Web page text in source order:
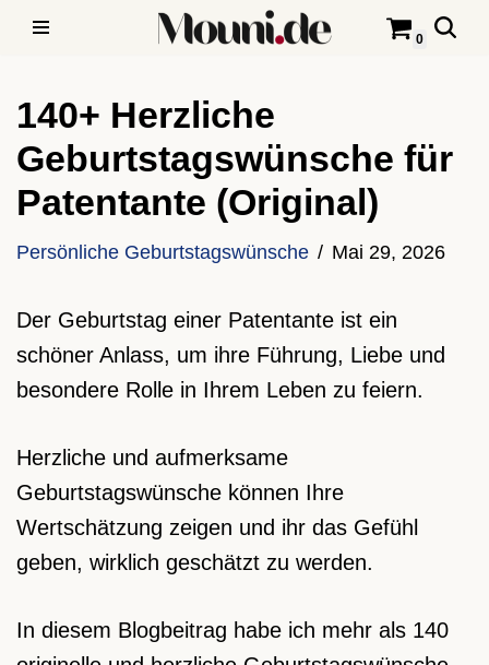
Inhalt
springen
0
140+ Herzliche
Geburtstagswünsche für
Patentante (Original)
Persönliche Geburtstagswünsche Mai 29, 2026
Der Geburtstag einer Patentante ist ein
schöner Anlass, um ihre Führung, Liebe und
besondere Rolle in Ihrem Leben zu feiern.
Herzliche und aufmerksame
Geburtstagswünsche können Ihre
Wertschätzung zeigen und ihr das Gefühl
geben, wirklich geschätzt zu werden.
In diesem Blogbeitrag habe ich mehr als 140